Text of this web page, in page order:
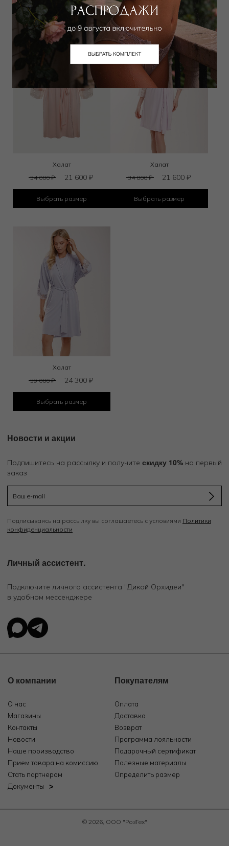
Халат
34 000₽ 21 600₽
Выбрать размер
Халат
34 000₽ 21 600₽
Выбрать размер
Халат
39 000₽ 24 300₽
Выбрать размер
Новости и акции
Подпишитесь на рассылку и получите скидку 10% на первый
заказ
Подписываясь на рассылку вы соглашаетесь с условиями Политики
конфиденциальности
Личный ассистент.
Подключите личного ассистента "Дикой Орхидеи"
в удобном мессенджере
О компании
О нас
Магазины
Контакты
Новости
Наше производство
Прием товара на комиссию
Стать партнером
Документы
Покупателям
Оплата
Доставка
Возврат
Программа лояльности
Подарочный сертификат
Полезные материалы
Определить размер
© 2026, ООО "РозТех"